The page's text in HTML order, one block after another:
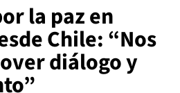
la paz en
Chile: “Nos
diálogo y